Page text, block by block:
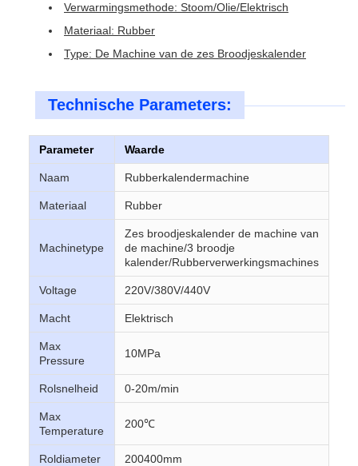
Verwarmingsmethode: Stoom/Olie/Elektrisch
Materiaal: Rubber
Type: De Machine van de zes Broodjeskalender
Technische Parameters:
Parameter Waarde
Naam Rubberkalendermachine
Materiaal Rubber
Machinetype
Zes broodjeskalender de machine van
de machine/3 broodje
kalender/Rubberverwerkingsmachines
Voltage 220V/380V/440V
Macht Elektrisch
Max
Pressure
10MPa
Rolsnelheid 0-20m/min
Max
Temperature
200℃
Roldiameter 200400mm